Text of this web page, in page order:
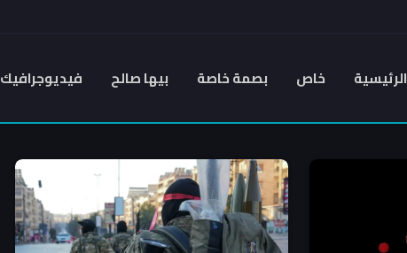
الرئيسية خاص بصمة خاصة بيها صالح فيديوجرافيك